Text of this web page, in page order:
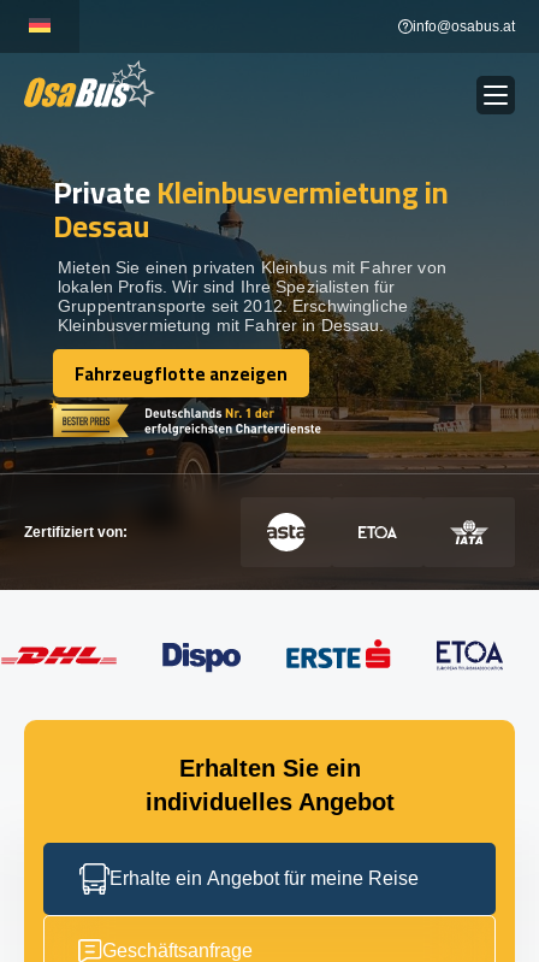
content
info@osabus.at
BUSVERMIETUNG Show dropdown
REISEZIELE
FLOTTE
KONTAKTIEREN SIE UNS
KONTAKTIEREN SIE UNS
PrivateKleinbusvermietung in
Dessau
Mieten Sie einen privaten Kleinbus mit Fahrer von
lokalen Profis. Wir sind Ihre Spezialisten für
Gruppentransporte seit 2012. Erschwingliche
Kleinbusvermietung mit Fahrer in Dessau.
Fahrzeugflotte anzeigen
Fahrzeugflotte anzeigen
Zertifiziert von:
Erhalten Sie ein
individuelles Angebot
Erhalte ein Angebot für meine Reise
Geschäftsanfrage